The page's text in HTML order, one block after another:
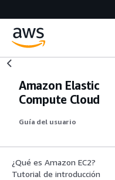
Amazon Elastic
Compute Cloud
Guía del usuario
¿Qué es Amazon EC2?
Tutorial de introducción